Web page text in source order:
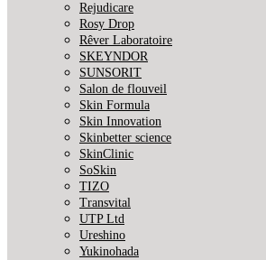
Rejudicare
Rosy Drop
Rêver Laboratoire
SKEYNDOR
SUNSORIT
Salon de flouveil
Skin Formula
Skin Innovation
Skinbetter science
SkinСlinic
SoSkin
TIZO
Transvital
UTP Ltd
Ureshino
Yukinohada